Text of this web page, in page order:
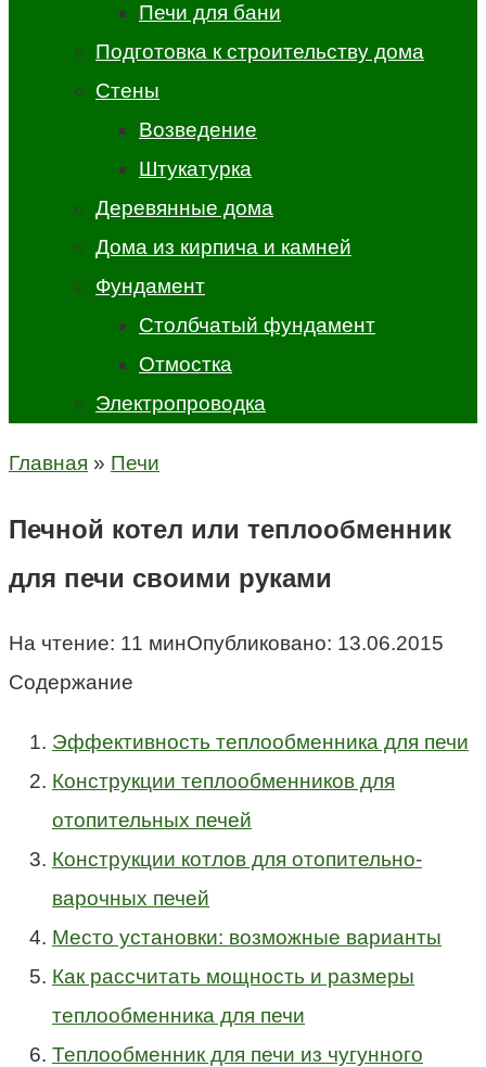
Печи для бани
Подготовка к строительству дома
Стены
Возведение
Штукатурка
Деревянные дома
Дома из кирпича и камней
Фундамент
Столбчатый фундамент
Отмостка
Электропроводка
Главная » Печи
Печной котел или теплообменник
для печи своими руками
На чтение: 11 минОпубликовано: 13.06.2015
Содержание
Эффективность теплообменника для печи
Конструкции теплообменников для
отопительных печей
Конструкции котлов для отопительно-
варочных печей
Место установки: возможные варианты
Как рассчитать мощность и размеры
теплообменника для печи
Теплообменник для печи из чугунного